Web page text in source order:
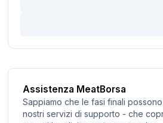
Assistenza MeatBorsa
Sappiamo che le fasi finali
nostri servizi di supporto - che